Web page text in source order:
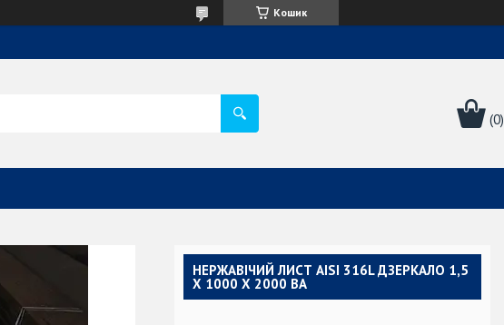
Кошик
НЕРЖАВІЧИЙ ЛИСТ AISI 316L ДЗЕРКАЛО 1,5
Х 1000 Х 2000 ВА